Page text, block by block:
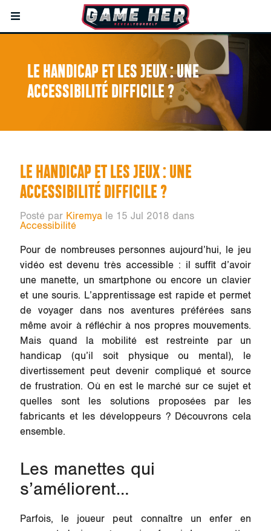
LE HANDICAP ET LES JEUX : UNE
ACCESSIBILITÉ DIFFICILE ?
LE HANDICAP ET LES JEUX : UNE
ACCESSIBILITÉ DIFFICILE ?
Posté par Kiremyale 15 Jul 2018 dans
Accessibilité
Pour de nombreuses personnes aujourd’hui, le jeu
vidéo est devenu très accessible : il suffit d’avoir
une manette, un smartphone ou encore un clavier
et une souris. L’apprentissage est rapide et permet
de voyager dans nos aventures préférées sans
même avoir à réfléchir à nos propres mouvements.
Mais quand la mobilité est restreinte par un
handicap (qu’il soit physique ou mental), le
divertissement peut devenir compliqué et source
de frustration. Où en est le marché sur ce sujet et
quelles sont les solutions proposées par les
fabricants et les développeurs ? Découvrons cela
ensemble.
Les manettes qui
s’améliorent…
Parfois, le joueur peut connaître un enfer en